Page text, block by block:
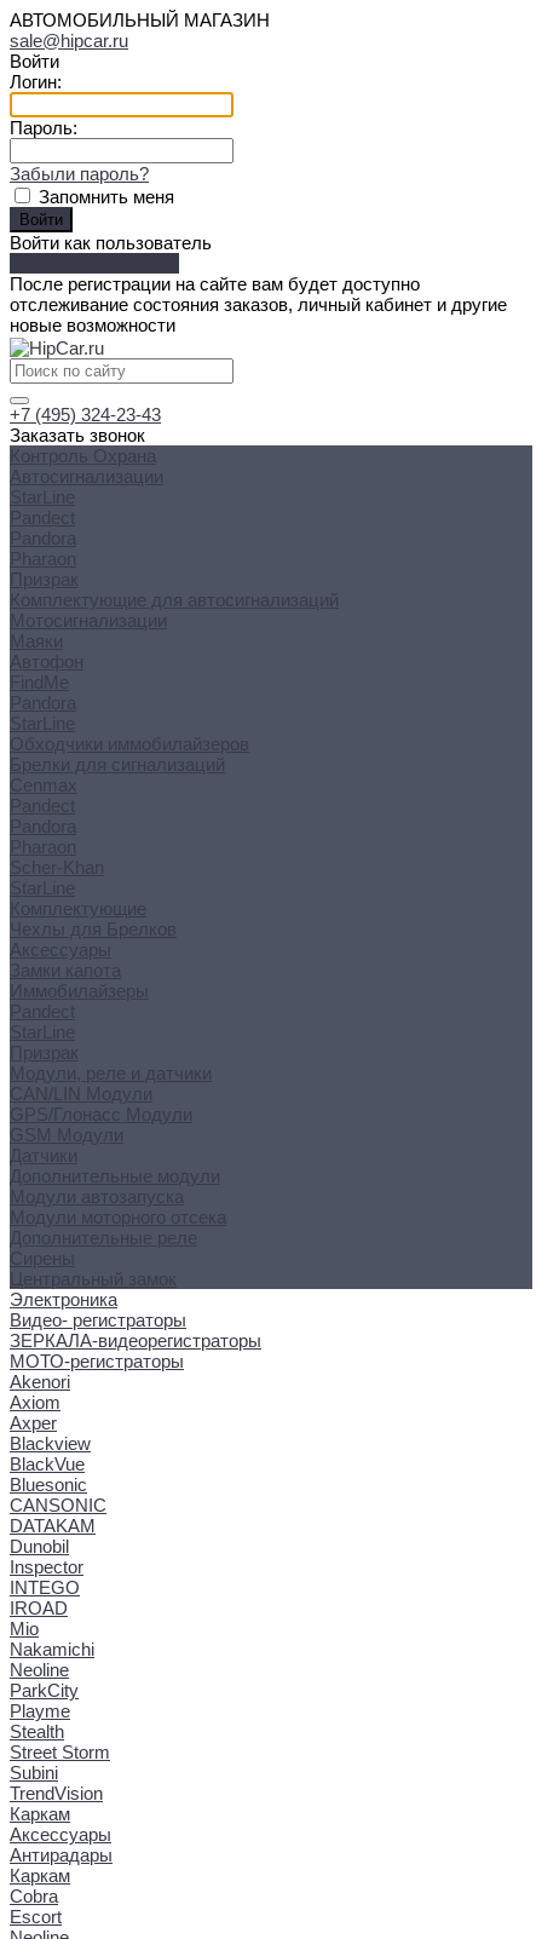
АВТОМОБИЛЬНЫЙ МАГАЗИН
sale@hipcar.ru
Войти
Логин:
Пароль:
Забыли пароль?
Запомнить меня
Войти как пользователь
После регистрации на сайте вам будет доступно
отслеживание состояния заказов, личный кабинет и другие
новые возможности
+7 (495) 324-23-43
Заказать звонок
Контроль Охрана
Автосигнализации
StarLine
Pandect
Pandora
Pharaon
Призрак
Комплектующие для автосигнализаций
Мотосигнализации
Маяки
Автофон
FindMe
Pandora
StarLine
Обходчики иммобилайзеров
Брелки для сигнализаций
Cenmax
Pandect
Pandora
Pharaon
Scher-Khan
StarLine
Комплектующие
Чехлы для Брелков
Аксессуары
Замки капота
Иммобилайзеры
Pandect
StarLine
Призрак
Модули, реле и датчики
CAN/LIN Модули
GPS/Глонасс Модули
GSM Модули
Датчики
Дополнительные модули
Модули автозапуска
Модули моторного отсека
Дополнительные реле
Сирены
Центральный замок
Электроника
Видео- регистраторы
ЗЕРКАЛА-видеорегистраторы
МОТО-регистраторы
Akenori
Axiom
Axper
Blackview
BlackVue
Bluesonic
CANSONIC
DATAKAM
Dunobil
Inspector
INTEGO
IROAD
Mio
Nakamichi
Neoline
ParkCity
Playme
Stealth
Street Storm
Subini
TrendVision
Каркам
Аксессуары
Антирадары
Каркам
Cobra
Escort